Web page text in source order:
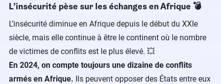
L’insécurité pèse sur les échanges en Afrique 💣
L’insécurité diminue en Afrique depuis le début du XXIe
siècle, mais elle continue à être le continent où le nombre
de victimes de conflits est le plus élevé. 💥
En 2024, on compte toujours une dizaine de conflits
armés en Afrique. Ils peuvent opposer des États entre eux